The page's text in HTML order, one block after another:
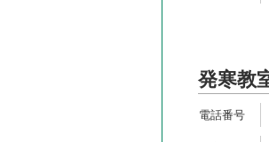
発寒教